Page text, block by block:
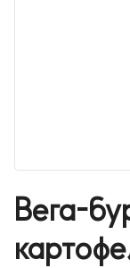
Вега-